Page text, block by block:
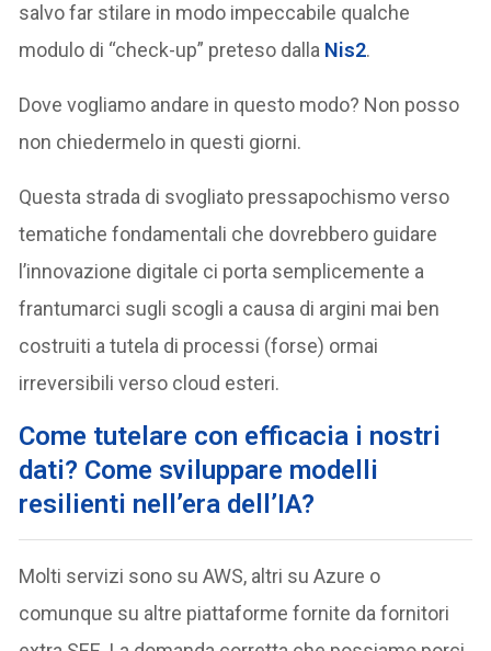
salvo far stilare in modo impeccabile qualche
modulo di “check-up” preteso dalla Nis2.
Dove vogliamo andare in questo modo? Non posso
non chiedermelo in questi giorni.
Questa strada di svogliato pressapochismo verso
tematiche fondamentali che dovrebbero guidare
l’innovazione digitale ci porta semplicemente a
frantumarci sugli scogli a causa di argini mai ben
costruiti a tutela di processi (forse) ormai
irreversibili verso cloud esteri.
Come tutelare con efficacia i nostri
dati? Come sviluppare modelli
resilienti nell’era dell’IA?
Molti servizi sono su AWS, altri su Azure o
comunque su altre piattaforme fornite da fornitori